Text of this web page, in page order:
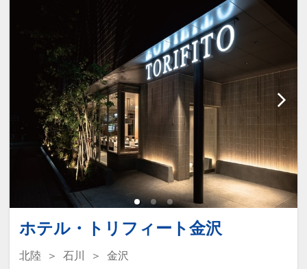
ホテル・トリフィート金沢
北陸 石川
金沢